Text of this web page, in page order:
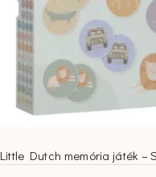
Little Dutch memória játék –